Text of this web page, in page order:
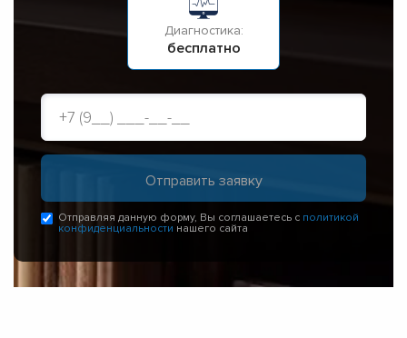
Диагностика:
бесплатно
Отправляя данную форму, Вы соглашаетесь с политикой
конфиденциальности нашего сайта